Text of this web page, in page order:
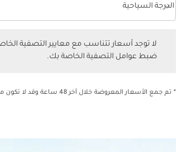
فئة المقصورة option الدرجة السياحية Selected
الدرجة السياحية
keyboard_arrow_down
لا توجد أسعار تتناسب مع معايير التصفية
ضبط عوامل التصفية الخاصة بك.
* تم جمع الأسعار المعروضة خلال آخر 48 ساعة وقد لا تكون متاحة وقت الحجز.